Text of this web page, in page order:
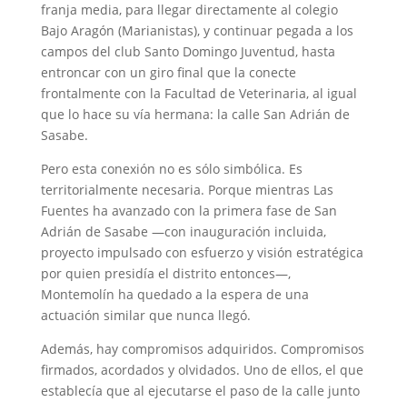
franja media, para llegar directamente al colegio
Bajo Aragón (Marianistas), y continuar pegada a los
campos del club Santo Domingo Juventud, hasta
entroncar con un giro final que la conecte
frontalmente con la Facultad de Veterinaria, al igual
que lo hace su vía hermana: la calle San Adrián de
Sasabe.
Pero esta conexión no es sólo simbólica. Es
territorialmente necesaria. Porque mientras Las
Fuentes ha avanzado con la primera fase de San
Adrián de Sasabe —con inauguración incluida,
proyecto impulsado con esfuerzo y visión estratégica
por quien presidía el distrito entonces—,
Montemolín ha quedado a la espera de una
actuación similar que nunca llegó.
Además, hay compromisos adquiridos. Compromisos
firmados, acordados y olvidados. Uno de ellos, el que
establecía que al ejecutarse el paso de la calle junto